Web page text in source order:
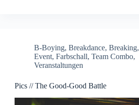
B-Boying, Breakdance, Breaking,
Event, Farbschall, Team Combo,
Veranstaltungen
Pics // The Good-Good Battle